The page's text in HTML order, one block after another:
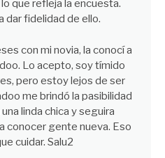
que refleja la encuesta.
dar fidelidad de ello.
con mi novia, la conocí a
Lo acepto, soy tímido
pero estoy lejos de ser
me brindó la pasibilidad
linda chica y seguira
conocer gente nueva. Eso
cuidar. Salu2